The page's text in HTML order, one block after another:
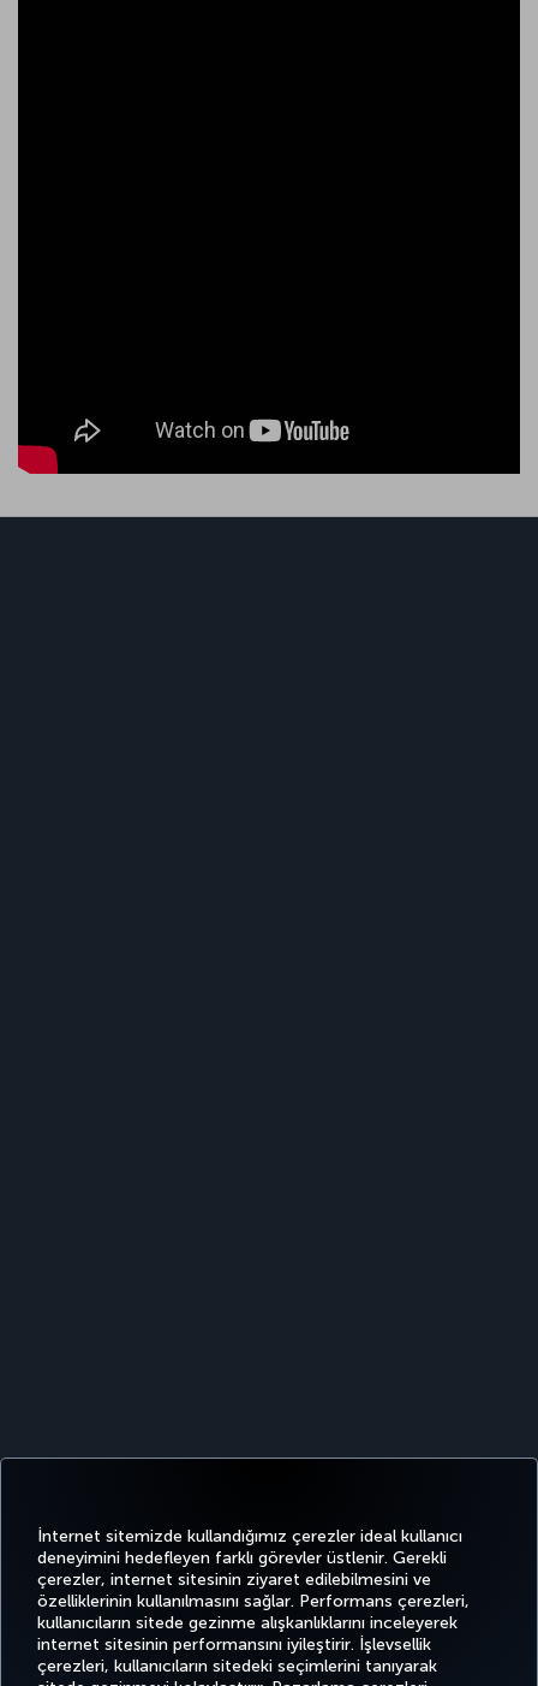
İnternet sitemizde kullandığımız çerezler ideal kullanıcı
deneyimini hedefleyen farklı görevler üstlenir. Gerekli
çerezler, internet sitesinin ziyaret edilebilmesini ve
özelliklerinin kullanılmasını sağlar. Performans çerezleri,
kullanıcıların sitede gezinme alışkanlıklarını inceleyerek
internet sitesinin performansını iyileştirir. İşlevsellik
çerezleri, kullanıcıların sitedeki seçimlerini tanıyarak
TwitterFacebook
Instagram
YoutubeLinkedIn
TiktokBlogPinterest